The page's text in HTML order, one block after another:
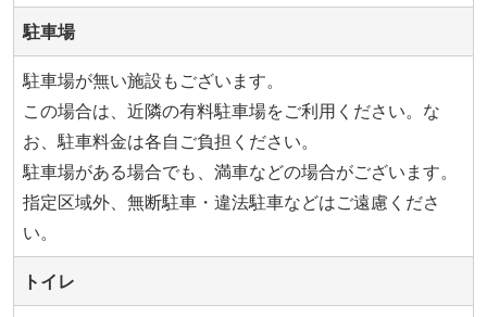
駐車場
駐車場が無い施設もございます。
この場合は、近隣の有料駐車場をご利用ください。な
お、駐車料金は各自ご負担ください。
駐車場がある場合でも、満車などの場合がございます。
指定区域外、無断駐車・違法駐車などはご遠慮くださ
い。
トイレ